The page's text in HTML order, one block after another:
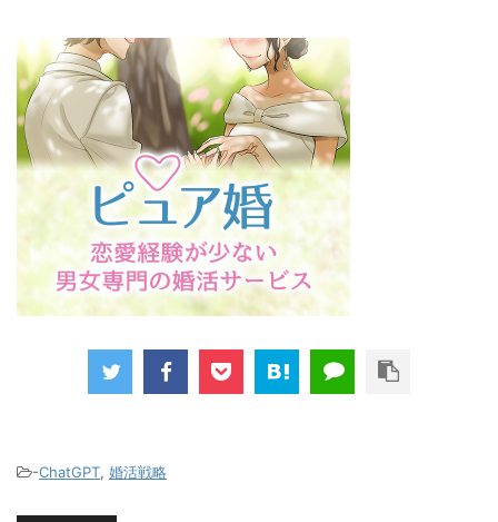
-ChatGPT, 婚活戦略